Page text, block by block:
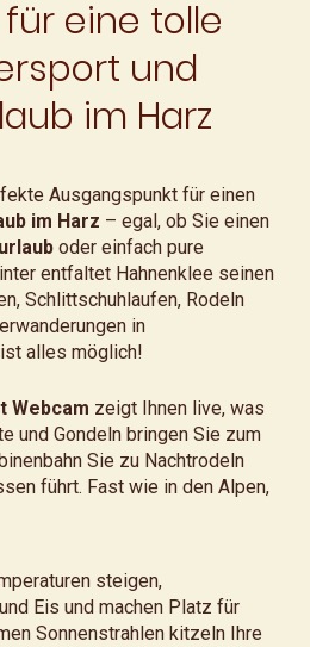
eine tolle
und
im Harz
Ausgangspunkt für einen
im Harz – egal, ob Sie einen
oder einfach pure
entfaltet Hahnenklee seinen
Schlittschuhlaufen, Rodeln
in
alles möglich!
Webcam zeigt Ihnen live, was
und Gondeln bringen Sie zum
Sie zu Nachtrodeln
führt. Fast wie in den Alpen,
steigen,
Eis und machen Platz für
Sonnenstrahlen kitzeln Ihre